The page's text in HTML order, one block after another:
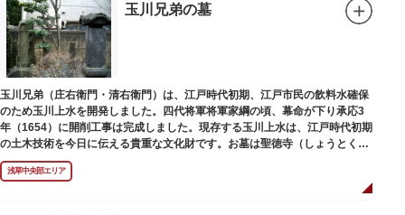
玉川兄弟の墓
玉川兄弟（庄右衛門・清右衛門）は、江戸時代初期、江戸市民の飲料水確保
のため玉川上水を開発しました。四代将軍将軍家綱の頃、幕命が下り承応3
年（1654）に開削工事は完成しました。現存する玉川上水は、江戸時代初期
の土木技術を今日に伝える貴重な文化財です。お墓は聖徳寺（しょうとく
じ）にあります。
浅草中央部エリア